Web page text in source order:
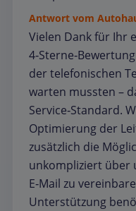
Antwort vom
Vielen Dank für Ihr
der telefonischen
warten mussten –
Service‑Standard.
Optimierung der
zusätzlich die
unkompliziert über
E‑Mail zu
Unterstützung